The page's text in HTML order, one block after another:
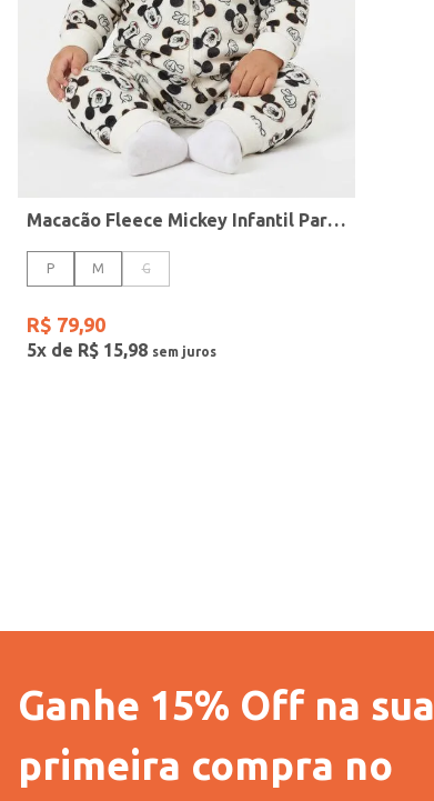
Macacão Fleece Mickey Infantil Para Bebê - NATURAL
P M G
R$ 79,90
5x de R$ 15,98
Ganhe 15% Off na sua
primeira compra no